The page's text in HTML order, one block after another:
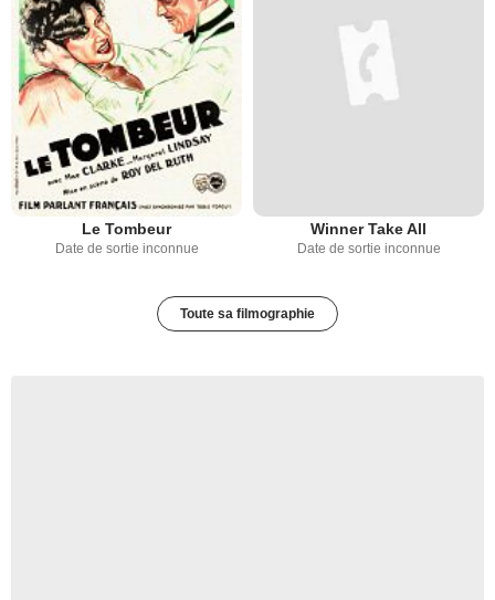
Le Tombeur
Date de sortie inconnue
Winner Take All
Date de sortie inconnue
Toute sa filmographie